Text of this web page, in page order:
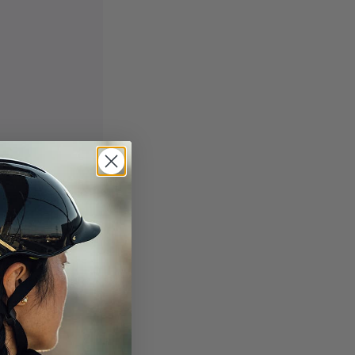
Moto meets
den
direkte
med
1% For